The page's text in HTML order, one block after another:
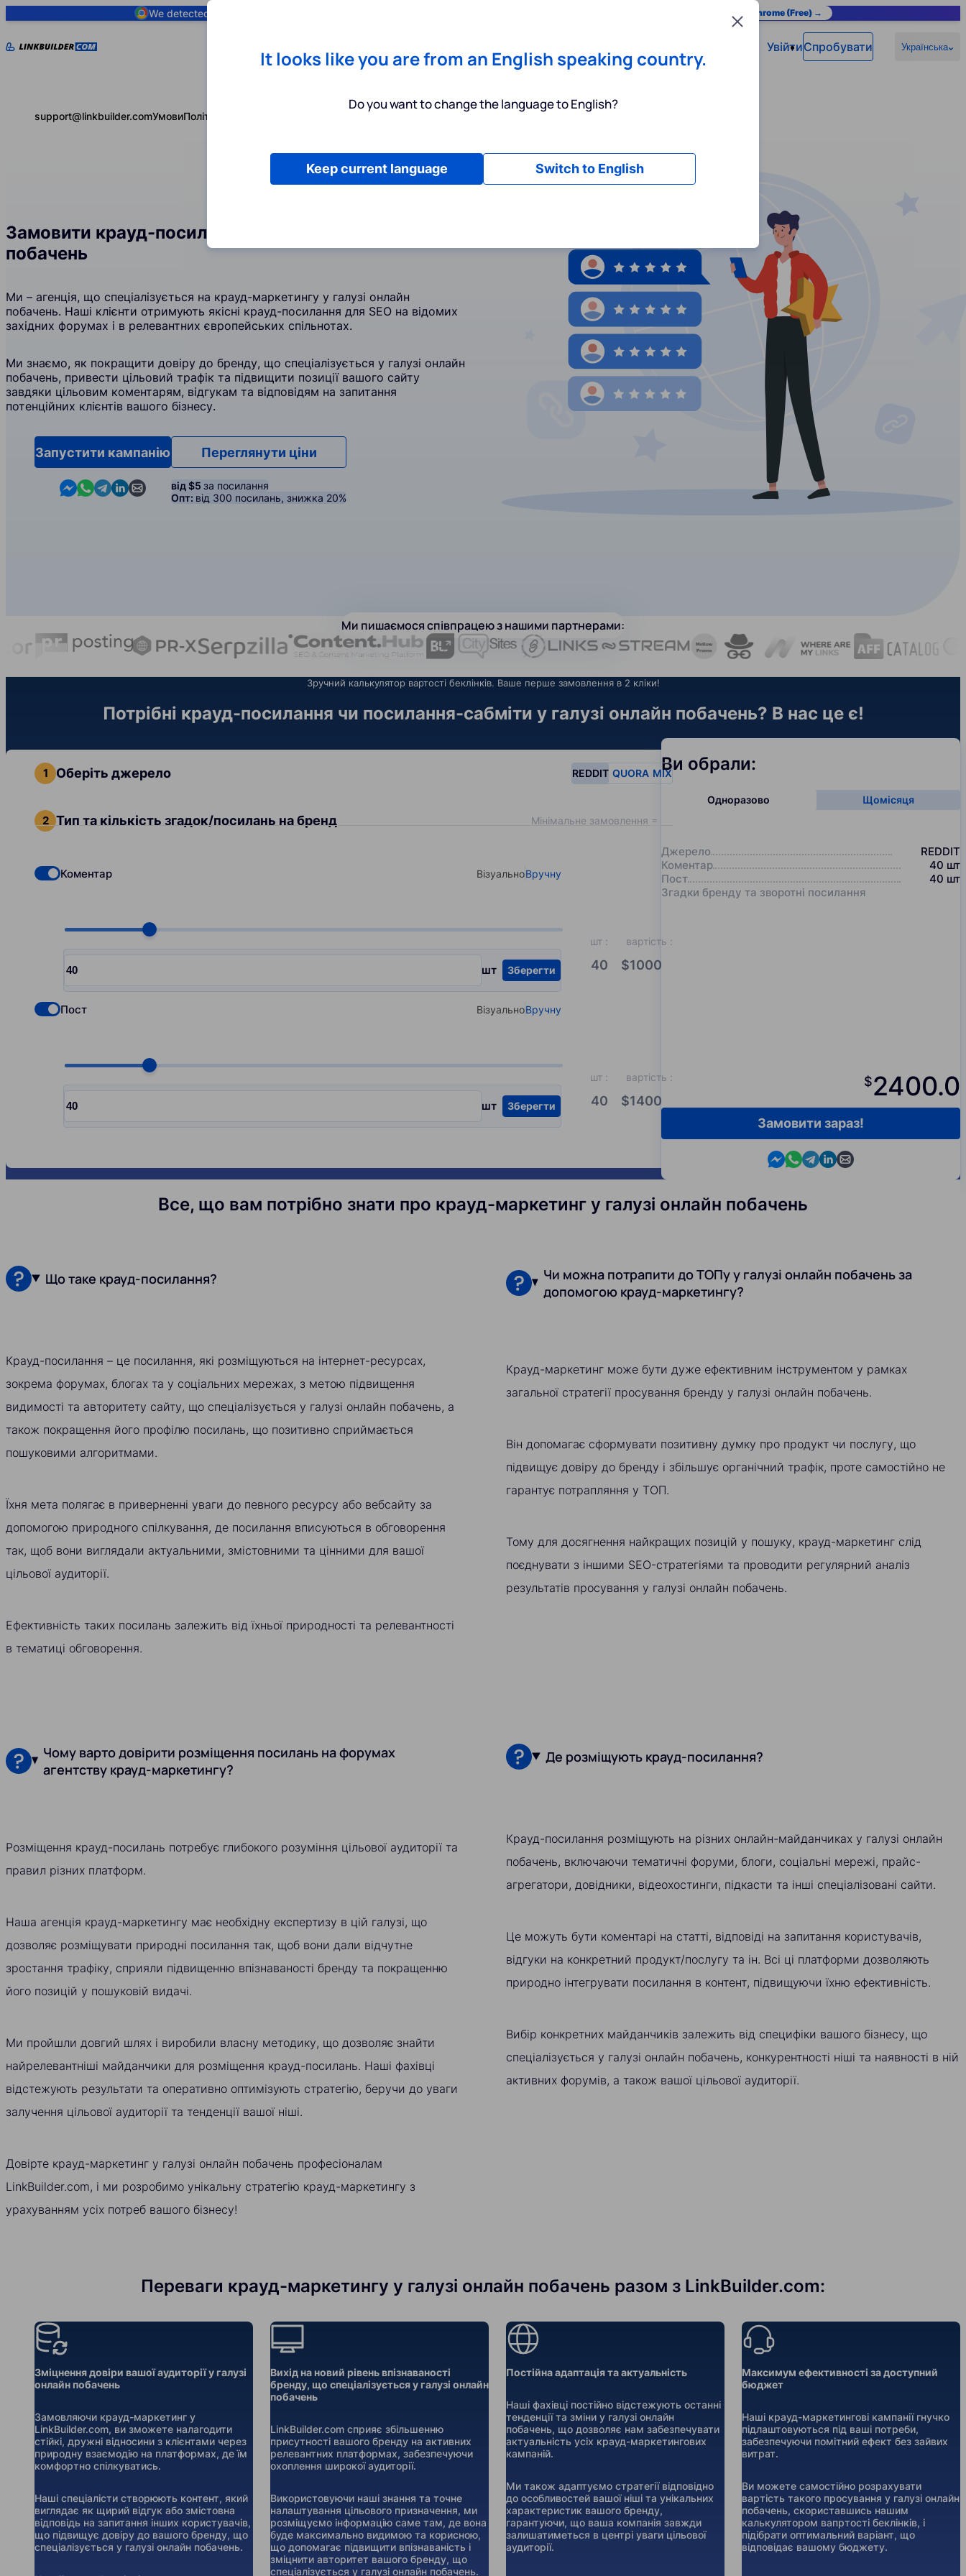
We detected you are using Add to Chrome (Free) →
УвійтиСпробувати Українська
support@linkbuilder.comУмовиПолітика конфіденційності
Замовити крауд-посилання у галузі онлайн
побачень
Ми – агенція, що спеціалізується на крауд-маркетингу у галузі онлайн
побачень. Наші клієнти отримують якісні крауд-посилання для SEO на відомих
західних форумах і в релевантних європейських спільнотах.
Ми знаємо, як покращити довіру до бренду, що спеціалізується у галузі онлайн
побачень, привести цільовий трафік та підвищити позиції вашого сайту
завдяки цільовим коментарям, відгукам та відповідям на запитання
потенційних клієнтів вашого бізнесу.
Запустити кампанію
Contact us in Messenger
Contact us in WhatsApp
Contact us in Telegram
Contact us in Linkedin
Contact us by email
Переглянути ціни
від $5 за посилання
Опт: від 300 посилань, знижка 20%
Ми пишаємося співпрацею з нашими партнерами:
Зручний калькулятор вартості беклінків. Ваше перше замовлення в 2 кліки!
Потрібні крауд-посилання чи посилання-сабміти у галузі онлайн побачень? В нас це є!
Оберіть джерело REDDIT QUORA MIX
Тип та кількість згадок/посилань на бренд Мінімальне замовлення = 20
Check if you want to select Dofollow backlinks
Коментар Select your type of input
ВізуальноВручну
Choose quantity, pcs
шт
Input quantity, pcs Зберегти
шт :
40
вартість :
$1000.0
Check if you want to select Nofollow backlinks
Пост Select your type of input
ВізуальноВручну
Choose quantity, pcs
шт
Input quantity, pcs Зберегти
шт :
40
вартість :
$1400.0
Ви обрали:
Одноразово Щомісяця
Джерело
REDDIT
Коментар
40 шт
Пост
40 шт
Згадки бренду та зворотні посилання
$2400.0
Contact us in Messenger
Contact us in WhatsApp
Contact us in Telegram
Contact us in Viber
Contact us by email
Замовити зараз!
Все, що вам потрібно знати про крауд-маркетинг у галузі онлайн побачень
Що таке крауд-посилання?
Крауд-посилання – це посилання, які розміщуються на інтернет-ресурсах,
зокрема форумах, блогах та у соціальних мережах, з метою підвищення
видимості та авторитету сайту, що спеціалізується у галузі онлайн побачень, а
також покращення його профілю посилань, що позитивно сприймається
пошуковими алгоритмами.
Їхня мета полягає в приверненні уваги до певного ресурсу або вебсайту за
допомогою природного спілкування, де посилання вписуються в обговорення
так, щоб вони виглядали актуальними, змістовними та цінними для вашої
цільової аудиторії.
Ефективність таких посилань залежить від їхньої природності та релевантності
в тематиці обговорення.
Чи можна потрапити до ТОПу у галузі онлайн побачень за
допомогою крауд-маркетингу?
Крауд-маркетинг може бути дуже ефективним інструментом у рамках
загальної стратегії просування бренду у галузі онлайн побачень.
Він допомагає сформувати позитивну думку про продукт чи послугу, що
підвищує довіру до бренду і збільшує органічний трафік, проте самостійно не
гарантує потрапляння у ТОП.
Тому для досягнення найкращих позицій у пошуку, крауд-маркетинг слід
поєднувати з іншими SEO-стратегіями та проводити регулярний аналіз
результатів просування у галузі онлайн побачень.
Чому варто довірити розміщення посилань на форумах
агентству крауд-маркетингу?
Розміщення крауд-посилань потребує глибокого розуміння цільової аудиторії та
правил різних платформ.
Наша агенція крауд-маркетингу має необхідну експертизу в цій галузі, що
дозволяє розміщувати природні посилання так, щоб вони дали відчутне
зростання трафіку, сприяли підвищенню впізнаваності бренду та покращенню
його позицій у пошуковій видачі.
Ми пройшли довгий шлях і виробили власну методику, що дозволяє знайти
найрелевантніші майданчики для розміщення крауд-посилань. Наші фахівці
відстежують результати та оперативно оптимізують стратегію, беручи до уваги
залучення цільової аудиторії та тенденції вашої ніші.
Довірте крауд-маркетинг у галузі онлайн побачень професіоналам
LinkBuilder.com, і ми розробимо унікальну стратегію крауд-маркетингу з
урахуванням усіх потреб вашого бізнесу!
Де розміщують крауд-посилання?
Крауд-посилання розміщують на різних онлайн-майданчиках у галузі онлайн
побачень, включаючи тематичні форуми, блоги, соціальні мережі, прайс-
агрегатори, довідники, відеохостинги, підкасти та інші спеціалізовані сайти.
Це можуть бути коментарі на статті, відповіді на запитання користувачів,
відгуки на конкретний продукт/послугу та ін. Всі ці платформи дозволяють
природно інтегрувати посилання в контент, підвищуючи їхню ефективність.
Вибір конкретних майданчиків залежить від специфіки вашого бізнесу, що
спеціалізується у галузі онлайн побачень, конкурентності ніші та наявності в ній
активних форумів, а також вашої цільової аудиторії.
Переваги крауд-маркетингу у галузі онлайн побачень разом з LinkBuilder.com:
Зміцнення довіри вашої аудиторії у галузі
онлайн побачень
Замовляючи крауд-маркетинг у
LinkBuilder.com, ви зможете налагодити
стійкі, дружні відносини з клієнтами через
природну взаємодію на платформах, де їм
комфортно спілкуватись.
Наші спеціалісти створюють контент, який
виглядає як щирий відгук або змістовна
відповідь на запитання інших користувачів,
що підвищує довіру до вашого бренду, що
спеціалізується у галузі онлайн побачень.
Вихід на новий рівень впізнаваності
бренду, що спеціалізується у галузі онлайн
побачень
LinkBuilder.com сприяє збільшенню
присутності вашого бренду на активних
релевантних платформах, забезпечуючи
охоплення широкої аудиторії.
Використовуючи наші знання та точне
налаштування цільового призначення, ми
розміщуємо інформацію саме там, де вона
буде максимально видимою та корисною,
що допомагає підвищити впізнаваність і
зміцнити авторитет вашого бренду, що
спеціалізується у галузі онлайн побачень.
Постійна адаптація та актуальність
Наші фахівці постійно відстежують останні
тенденції та зміни у галузі онлайн
побачень, що дозволяє нам забезпечувати
актуальність усіх крауд-маркетингових
кампаній.
Ми також адаптуємо стратегії відповідно
до особливостей вашої ніші та унікальних
характеристик вашого бренду,
гарантуючи, що ваша компанія завжди
залишатиметься в центрі уваги цільової
аудиторії.
Максимум ефективності за доступний
бюджет
Наші крауд-маркетингові кампанії гнучко
підлаштовуються під ваші потреби,
забезпечуючи помітний ефект без зайвих
витрат.
Ви можете самостійно розрахувати
вартість такого просування у галузі онлайн
побачень, скориставшись нашим
калькулятором вапртості беклінків, і
підібрати оптимальний варіант, що
відповідає вашому бюджету.
Close
It looks like you are from an English speaking country.
Do you want to change the language to English?
Switch to English
Keep current language